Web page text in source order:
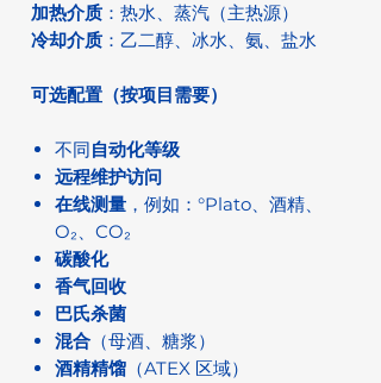
加热介质 ：热水、蒸汽（主热源）
冷却介质 ：乙二醇、冰水、氨、盐水
可选配置（按项目需要）
不同自动化等级
远程维护访问
在线测量 ，例如：°Plato、酒精、
O₂、CO₂
碳酸化
香气回收
巴氏杀菌
混合 （母酒、糖浆）
酒精精馏 （ATEX 区域）